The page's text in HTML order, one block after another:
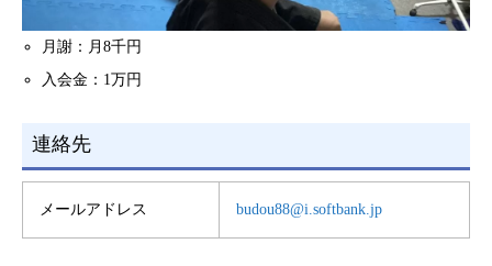
月謝：月8千円
入会金：1万円
連絡先
メールアドレス budou88@i.softbank.jp